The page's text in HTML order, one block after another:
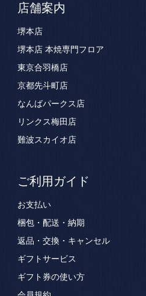
店舗案内
堺本店
堺本店 本焼専門フロア
東京合羽橋店
京都先斗町店
なんばパークス店
リンクス梅田店
難波スカイオ店
ご利用ガイド
お支払い
梱包・配送・納期
返品・交換・キャンセル
ギフトサービス
ギフト券の使い方